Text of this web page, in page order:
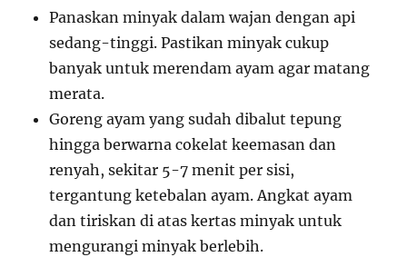
Panaskan minyak dalam wajan dengan api
sedang-tinggi. Pastikan minyak cukup
banyak untuk merendam ayam agar matang
merata.
Goreng ayam yang sudah dibalut tepung
hingga berwarna cokelat keemasan dan
renyah, sekitar 5-7 menit per sisi,
tergantung ketebalan ayam. Angkat ayam
dan tiriskan di atas kertas minyak untuk
mengurangi minyak berlebih.